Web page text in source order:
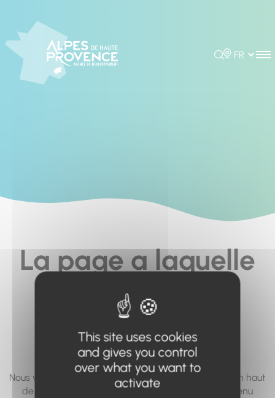
Rechercher
Choisir la
La page a laquelle
vous cherchez à
accéder n'existe
pas... ou plus.
Nous vous invitons à utiliser le moteur de recherche en haut
de page, ou à utiliser le menu pour trouver le contenu
This site uses cookies
and gives you control
over what you want to
activate